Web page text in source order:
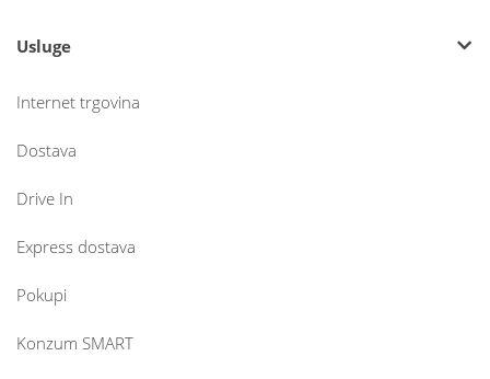
Usluge
Internet trgovina
Dostava
Drive In
Express dostava
Pokupi
Konzum SMART